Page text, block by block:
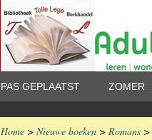
PAS GEPLAATST ZOMER
Home > Nieuwe boeken > Romans >